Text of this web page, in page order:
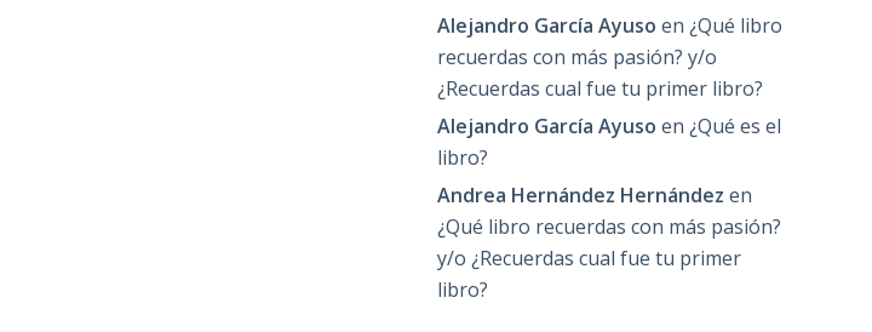
Alejandro García Ayuso en¿Qué libro
recuerdas con más pasión? y/o
¿Recuerdas cual fue tu primer libro?
Alejandro García Ayuso en¿Qué es el
libro?
Andrea Hernández Hernández en
¿Qué libro recuerdas con más pasión?
y/o ¿Recuerdas cual fue tu primer
libro?